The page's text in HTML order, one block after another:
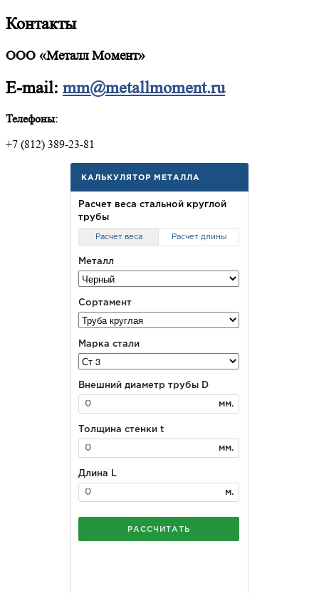
Контакты
ООО «Металл Момент»
E-mail: mm@metallmoment.ru
Телефоны:
+7 (812) 389-23-81